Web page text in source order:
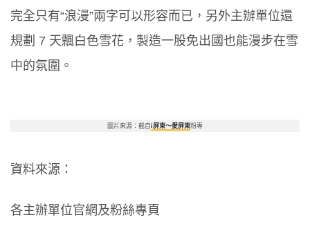
完全只有“浪漫”兩字可以形容而已，另外主辦單位還
規劃 7 天飄白色雪花，製造一股免出國也能漫步在雪
中的氛圍。
圖片來源：截自i屏東～愛屏東粉專
資料來源：
各主辦單位官網及粉絲專頁